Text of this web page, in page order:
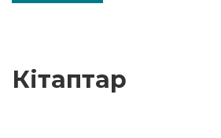
Кітаптар